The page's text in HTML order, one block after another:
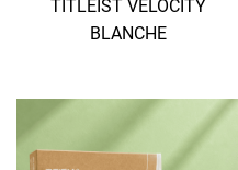
TITLEIST VELOCITY
BLANCHE